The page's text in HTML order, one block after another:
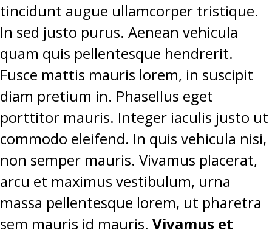
tincidunt augue ullamcorper tristique.
In sed justo purus. Aenean vehicula
quam quis pellentesque hendrerit.
Fusce mattis mauris lorem, in suscipit
diam pretium in. Phasellus eget
porttitor mauris. Integer iaculis justo ut
commodo eleifend. In quis vehicula nisi,
non semper mauris. Vivamus placerat,
arcu et maximus vestibulum, urna
massa pellentesque lorem, ut pharetra
sem mauris id mauris. Vivamus et